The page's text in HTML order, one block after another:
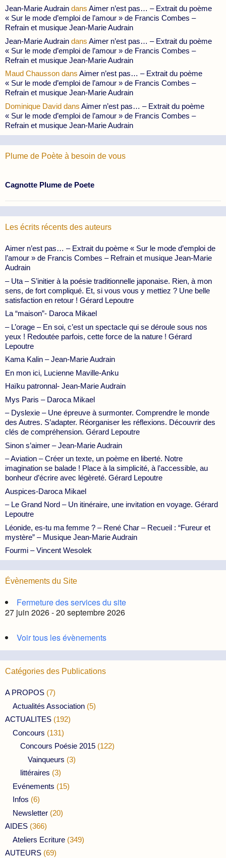
Jean-Marie Audrain dans Aimer n’est pas… – Extrait du poème
« Sur le mode d’emploi de l’amour » de Francis Combes –
Refrain et musique Jean-Marie Audrain
Jean-Marie Audrain dans Aimer n’est pas… – Extrait du poème
« Sur le mode d’emploi de l’amour » de Francis Combes –
Refrain et musique Jean-Marie Audrain
Maud Chausson dans Aimer n’est pas… – Extrait du poème
« Sur le mode d’emploi de l’amour » de Francis Combes –
Refrain et musique Jean-Marie Audrain
Dominique David dans Aimer n’est pas… – Extrait du poème
« Sur le mode d’emploi de l’amour » de Francis Combes –
Refrain et musique Jean-Marie Audrain
Plume de Poète à besoin de vous
Cagnotte Plume de Poete
Les écrits récents des auteurs
Aimer n’est pas… – Extrait du poème « Sur le mode d’emploi de
l’amour » de Francis Combes – Refrain et musique Jean-Marie
Audrain
– Uta – S’initier à la poésie traditionnelle japonaise. Rien, à mon
sens, de fort compliqué. Et, si vous vous y mettiez ? Une belle
satisfaction en retour ! Gérard Lepoutre
La “maison”- Daroca Mikael
– L’orage – En soi, c’est un spectacle qui se déroule sous nos
yeux ! Redoutée parfois, cette force de la nature ! Gérard
Lepoutre
Kama Kalin – Jean-Marie Audrain
En mon ici, Lucienne Maville-Anku
Haïku patronnal- Jean-Marie Audrain
Mys Paris – Daroca Mikael
– Dyslexie – Une épreuve à surmonter. Comprendre le monde
des Autres. S’adapter. Réorganiser les réflexions. Découvrir des
clés de compréhension. Gérard Lepoutre
Sinon s’aimer – Jean-Marie Audrain
– Aviation – Créer un texte, un poème en liberté. Notre
imagination se balade ! Place à la simplicité, à l’accessible, au
bonheur d’écrire avec légèreté. Gérard Lepoutre
Auspices-Daroca Mikael
– Le Grand Nord – Un itinéraire, une invitation en voyage. Gérard
Lepoutre
Léonide, es-tu ma femme ? – René Char – Recueil : “Fureur et
mystère” – Musique Jean-Marie Audrain
Fourmi – Vincent Wesolek
Évènements du Site
Fermeture des services du site
27 juin 2026 - 20 septembre 2026
Voir tous les évènements
Catégories des Publications
A PROPOS (7)
Actualités Association (5)
ACTUALITES (192)
Concours (131)
Concours Poésie 2015 (122)
Vainqueurs (3)
littéraires (3)
Evénements (15)
Infos (6)
Newsletter (20)
AIDES (366)
Ateliers Ecriture (349)
AUTEURS (69)